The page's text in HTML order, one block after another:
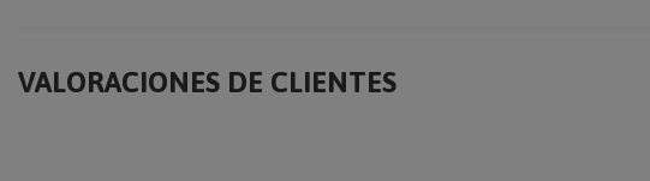
VALORACIONES DE CLIENTES